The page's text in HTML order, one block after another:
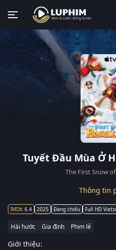
Tuyết Đầu Mùa Ở
The First Snow
Thông tin
6.4 2025 Đang chiếu Full HD
Hài hước Gia đình Phim lẻ
Giới thiệu: